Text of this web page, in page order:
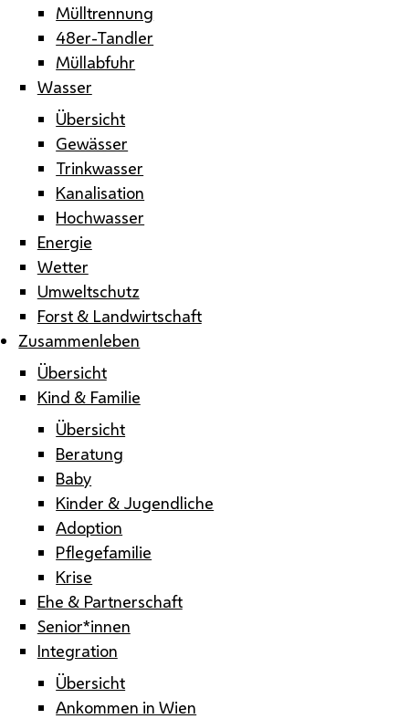
Mülltrennung
48er-Tandler
Müllabfuhr
Wasser
Übersicht
Gewässer
Trinkwasser
Kanalisation
Hochwasser
Energie
Wetter
Umweltschutz
Forst & Landwirtschaft
Zusammenleben
Übersicht
Kind & Familie
Übersicht
Beratung
Baby
Kinder & Jugendliche
Adoption
Pflegefamilie
Krise
Ehe & Partnerschaft
Senior*innen
Integration
Übersicht
Ankommen in Wien